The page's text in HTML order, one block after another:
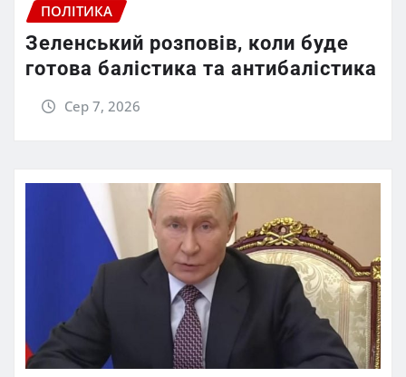
ПОЛІТИКА
Зеленський розповів, коли буде
готова балістика та антибалістика
Сер 7, 2026